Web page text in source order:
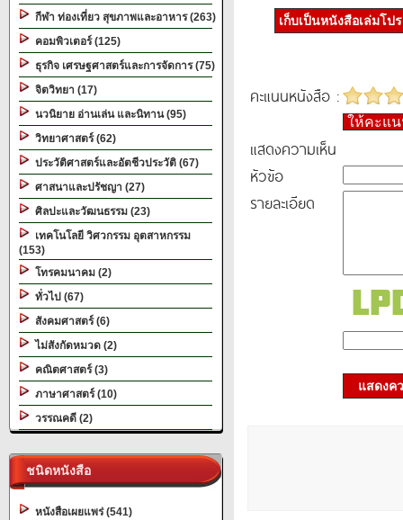
กีฬา ท่องเที่ยว สุขภาพและอาหาร (263)
คอมพิวเตอร์ (125)
ธุรกิจ เศรษฐศาสตร์และการจัดการ (75)
จิตวิทยา (17)
นวนิยาย อ่านเล่น และนิทาน (95)
วิทยาศาสตร์ (62)
ประวัติศาสตร์และอัตชีวประวัติ (67)
ศาสนาและปรัชญา (27)
ศิลปะและวัฒนธรรม (23)
เทคโนโลยี วิศวกรรม อุตสาหกรรม
(153)
โทรคมนาคม (2)
ทั่วไป (67)
สังคมศาสตร์ (6)
ไม่สังกัดหมวด (2)
คณิตศาสตร์ (3)
ภาษาศาสตร์ (10)
วรรณคดี (2)
ชนิดหนังสือ
หนังสือเผยแพร่ (541)
เก็บเป็นหนังสือเล่มโป
คะแนนหนังสือ :
ให้คะแ
แสดงความเห็น
หัวข้อ
รายละเอียด
แสดงค